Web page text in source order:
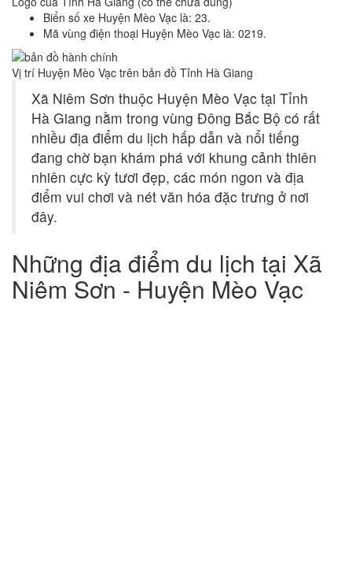
Biển số xe Huyện Mèo Vạc là: 23.
Mã vùng điện thoại Huyện Mèo Vạc là: 0219.
Vị trí Huyện Mèo Vạc trên bản đồ Tỉnh Hà Giang
Xã Niêm Sơn thuộc Huyện Mèo Vạc tại Tỉnh
Hà Giang nằm trong vùng Đông Bắc Bộ có rất
nhiều địa điểm du lịch hấp dẫn và nổi tiếng
đang chờ bạn khám phá với khung cảnh thiên
nhiên cực kỳ tươi đẹp, các món ngon và địa
điểm vui chơi và nét văn hóa đặc trưng ở nơi
đây.
Những địa điểm du lịch tại Xã
Niêm Sơn - Huyện Mèo Vạc